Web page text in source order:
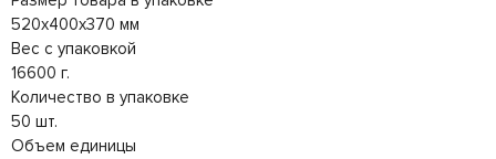
520x400x370 мм
Вес с упаковкой
16600 г.
Количество в упаковке
50 шт.
Объем единицы